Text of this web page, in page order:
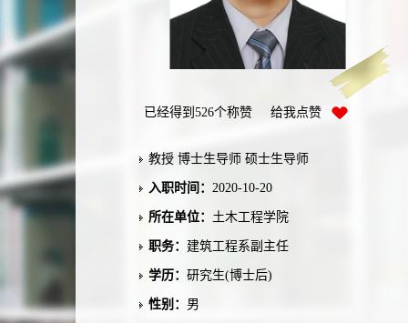
已经得到 526个称赞 给我点赞
教授 博士生导师 硕士生导师
入职时间： 2020-10-20
所在单位： 土木工程学院
职务： 建筑工程系副主任
学历： 研究生(博士后)
性别： 男